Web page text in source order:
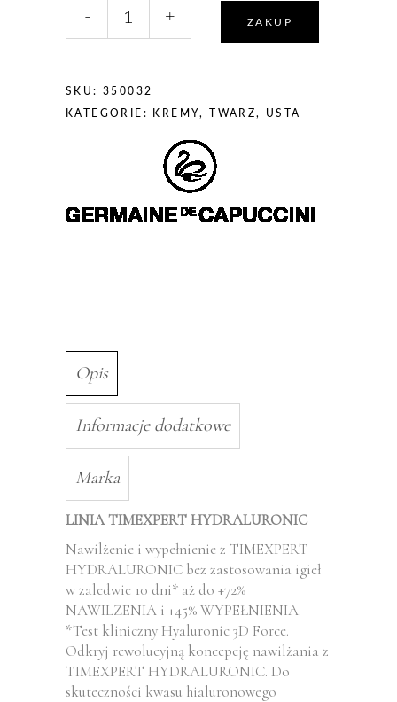
HYDRALURONIC
Lip
-
objętości
15ml
- + ZAKUP
SKU: 350032
KATEGORIE: KREMY, TWARZ, USTA
Opis
Informacje dodatkowe
Marka
LINIA TIMEXPERT HYDRALURONIC
Nawilżenie i wypełnienie z TIMEXPERT
HYDRALURONIC bez zastosowania igieł
w zaledwie 10 dni* aż do +72%
NAWILZENIA i +45% WYPEŁNIENIA.
*Test kliniczny Hyaluronic 3D Force.
Odkryj rewolucyjną koncepcję nawilżania z
TIMEXPERT HYDRALURONIC. Do
skuteczności kwasu hialuronowego